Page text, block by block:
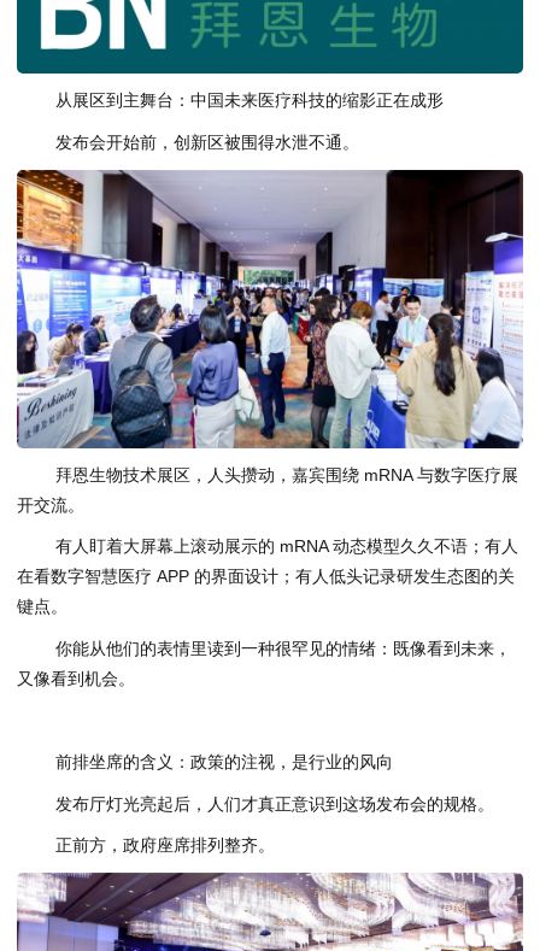
从展区到主舞台：中国未来医疗科技的缩影正在成形
发布会开始前，创新区被围得水泄不通。
拜恩生物技术展区，人头攒动，嘉宾围绕 mRNA 与数字医疗展
开交流。
有人盯着大屏幕上滚动展示的 mRNA 动态模型久久不语；有人
在看数字智慧医疗 APP 的界面设计；有人低头记录研发生态图的关
键点。
你能从他们的表情里读到一种很罕见的情绪：既像看到未来，
又像看到机会。
前排坐席的含义：政策的注视，是行业的风向
发布厅灯光亮起后，人们才真正意识到这场发布会的规格。
正前方，政府座席排列整齐。